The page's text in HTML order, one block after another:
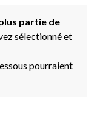
partie de
sélectionné et
pourraient